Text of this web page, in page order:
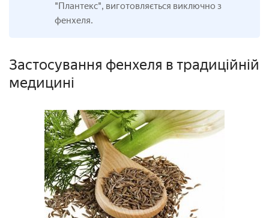
"Плантекс", виготовляється виключно з
фенхеля.
Застосування фенхеля в традиційній
медицині